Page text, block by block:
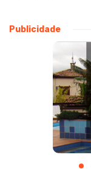
Publicidade